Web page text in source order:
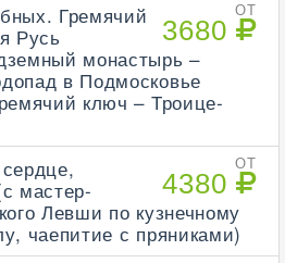
ОТ
3680
Гремячий
Русь
монастырь –
в Подмосковье
ключ – Троице-
ОТ
4380
мастер-
Левши по кузнечному
чаепитие с пряниками)